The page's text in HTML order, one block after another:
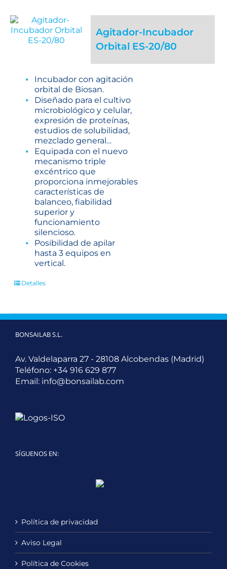
Agitador-Incubador
Orbital ES-20/80
Incubador con agitación
orbital de Biosan.
Diseñado para el cultivo
microbiológico y celular,
expresión de proteínas,
estudios de solubilidad,
mezclado general…
Equipada con el nuevo
mecanismo triple
excéntrico que
proporciona inmejorables
características de
balanceo, fiabilidad
superior y
funcionamiento
silencioso.
Posibilidad de apilar
hasta 3 equipos en
vertical.
Detalles
BONSAILAB S.L.
Av. Valdelaparra 27 - 28108 Alcobendas (Madrid)
Teléfono: +34 916 629 877
Email: info@bonsailab.com
SÍGUENOS EN:
LinkedInYouTube
Política de privacidad
Aviso Legal
Política de Cookies